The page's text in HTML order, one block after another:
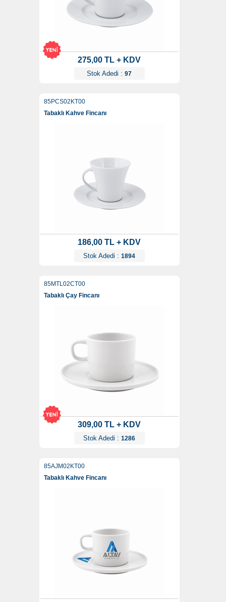
275,00 TL + KDV
Stok Adedi : 97
85PCS02KT00
Tabaklı Kahve Fincanı
186,00 TL + KDV
Stok Adedi : 1894
85MTL02CT00
Tabaklı Çay Fincanı
309,00 TL + KDV
Stok Adedi : 1286
85AJM02KT00
Tabaklı Kahve Fincanı